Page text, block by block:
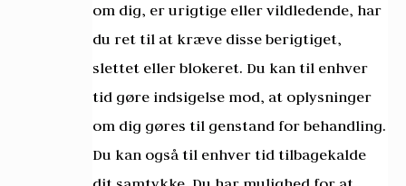
om dig, er urigtige eller vildledende, har
du ret til at kræve disse berigtiget,
slettet eller blokeret. Du kan til enhver
tid gøre indsigelse mod, at oplysninger
om dig gøres til genstand for behandling.
Du kan også til enhver tid tilbagekalde